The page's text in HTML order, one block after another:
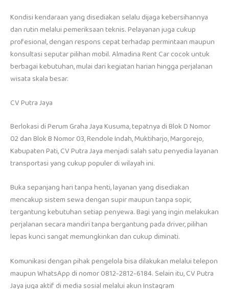
Kondisi kendaraan yang disediakan selalu dijaga kebersihannya
dan rutin melalui pemeriksaan teknis. Pelayanan juga cukup
profesional, dengan respons cepat terhadap permintaan maupun
konsultasi seputar pilihan mobil. Almadina Rent Car cocok untuk
berbagai kebutuhan, mulai dari kegiatan harian hingga perjalanan
wisata skala besar.
CV Putra Jaya
Berlokasi di Perum Graha Jaya Kusuma, tepatnya di Blok D Nomor
02 dan Blok B Nomor 03, Rendole Indah, Muktiharjo, Margorejo,
Kabupaten Pati, CV Putra Jaya menjadi salah satu penyedia layanan
transportasi yang cukup populer di wilayah ini.
Buka sepanjang hari tanpa henti, layanan yang disediakan
mencakup sistem sewa dengan supir maupun tanpa sopir,
tergantung kebutuhan setiap penyewa. Bagi yang ingin melakukan
perjalanan secara mandiri tanpa bergantung pada driver, pilihan
lepas kunci sangat memungkinkan dan cukup diminati.
Komunikasi dengan pihak pengelola bisa dilakukan melalui telepon
maupun WhatsApp di nomor 0812-2812-6184. Selain itu, CV Putra
Jaya juga aktif di media sosial melalui akun Instagram